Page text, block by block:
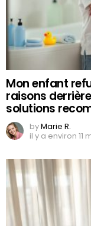
Mon enfant
raisons
solutions
byMarie R.
il y a environ 11